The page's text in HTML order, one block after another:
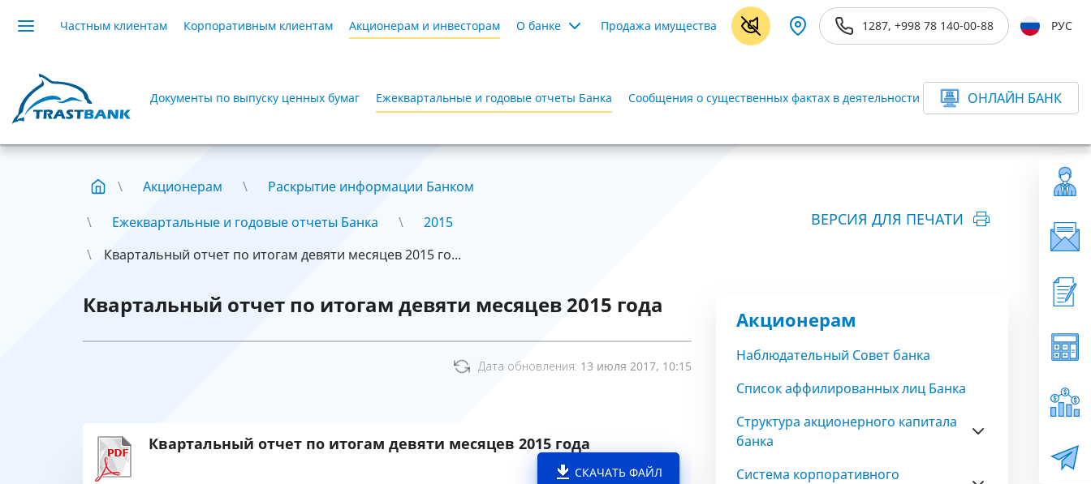
Частным клиентам Корпоративным клиентам Акционерам и инвесторам О банке Продажа имущества 1287, +998 78 140-00-88 РУС
Документы по выпуску ценных бумаг Ежеквартальные и годовые отчеты Банка Сообщения о существенных фактах в деятельности Банка ещё
ОНЛАЙН БАНК
Акционерам
Раскрытие информации Банком
Ежеквартальные и годовые отчеты Банка
2015
Квартальный отчет по итогам девяти месяцев 2015 го...
ВЕРСИЯ ДЛЯ ПЕЧАТИ
Квартальный отчет по итогам девяти месяцев 2015 года
Дата обновления: 13 июля 2017, 10:15
Квартальный отчет по итогам девяти месяцев 2015 года
СКАЧАТЬ ФАЙЛ
Акционерам
Наблюдательный Совет банка
Список аффилированных лиц Банка
Структура акционерного капитала
банка
Система корпоративного